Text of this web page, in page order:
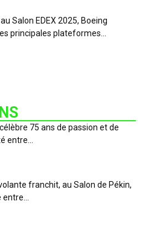
Salon EDEX 2025, Boeing
principales plateformes...
75 ans de passion et de
entre...
franchit, au Salon de Pékin,